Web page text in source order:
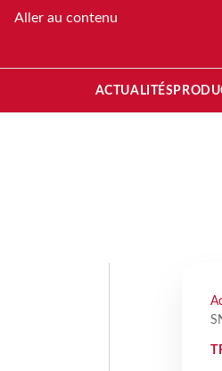
Aller au contenu
ACTUALITÉS